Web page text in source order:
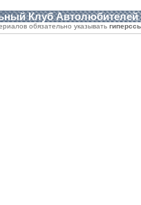
Клуб Автолюбителей
обязательно указывать